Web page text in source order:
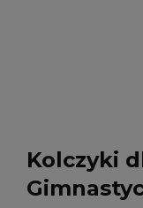
Kolczyki